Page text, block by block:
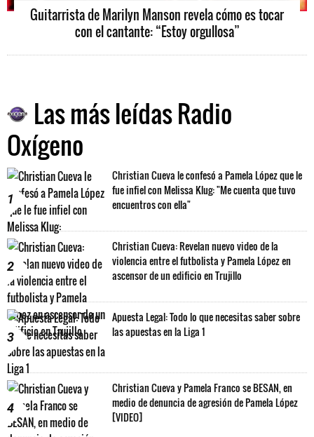
Guitarrista de Marilyn Manson revela cómo es tocar
con el cantante: “Estoy orgullosa”
Las más leídas Radio
Oxígeno
1
Christian Cueva le confesó a Pamela López que le
fue infiel con Melissa Klug: "Me cuenta que tuvo
encuentros con ella"
2
Christian Cueva: Revelan nuevo video de la
violencia entre el futbolista y Pamela López en
ascensor de un edificio en Trujillo
3
Apuesta Legal: Todo lo que necesitas saber sobre
las apuestas en la Liga 1
4
Christian Cueva y Pamela Franco se BESAN, en
medio de denuncia de agresión de Pamela López
[VIDEO]